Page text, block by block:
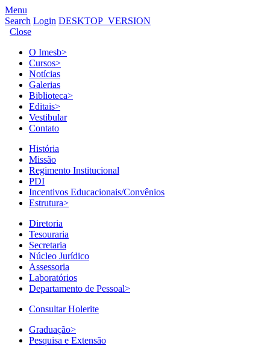
Menu
Search Login DESKTOP_VERSION
Close
O Imesb>
Cursos>
Notícias
Galerias
Biblioteca>
Editais>
Vestibular
Contato
História
Missão
Regimento Institucional
PDI
Incentivos Educacionais/Convênios
Estrutura>
Diretoria
Tesouraria
Secretaria
Núcleo Jurídico
Assessoria
Laboratórios
Departamento de Pessoal>
Consultar Holerite
Graduação>
Pesquisa e Extensão